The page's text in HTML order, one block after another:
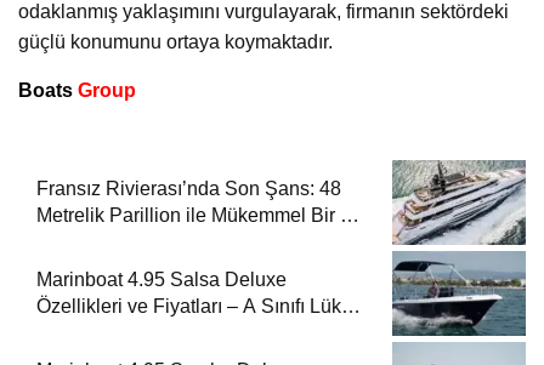
odaklanmış yaklaşımını vurgulayarak, firmanın sektördeki
güçlü konumunu ortaya koymaktadır.
Boats Group
Fransız Rivierası’nda Son Şans: 48
Metrelik Parillion ile Mükemmel Bir Yat
Marinboat 4.95 Salsa Deluxe
Özellikleri ve Fiyatları – A Sınıfı Lüks